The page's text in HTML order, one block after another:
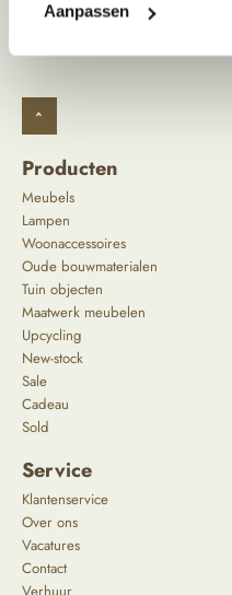
Aanpassen
^
Producten
Meubels
Lampen
Woonaccessoires
Oude bouwmaterialen
Tuin objecten
Maatwerk meubelen
Upcycling
New-stock
Sale
Cadeau
Sold
Service
Klantenservice
Over ons
Vacatures
Contact